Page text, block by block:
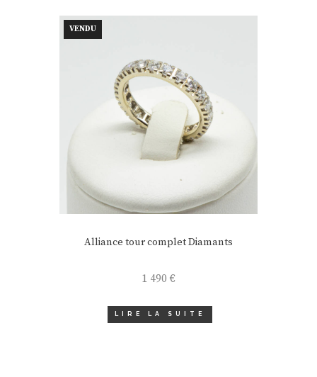
VENDU
Alliance tour complet Diamants
1 490 €
LIRE LA SUITE